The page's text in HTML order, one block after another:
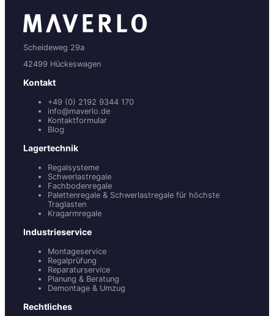
Scheideweg 29a
42499 Hückeswagen
Kontakt
+49 (0) 2192 9344 170
info@maverlo.de
Kontaktformular
Blog
Lagertechnik
Regalsysteme
Schwerlastregale
Fachbodenregale
Palettenregale & Schwerlastregale für höchste
Traglasten
Kragarmregale
Industrieservice
Montageservice
Regalprüfung
Reparaturservice
Planung & Beratung
Demontage & Umzug
Rechtliches